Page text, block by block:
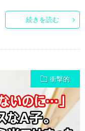
続きを読む
衝撃的